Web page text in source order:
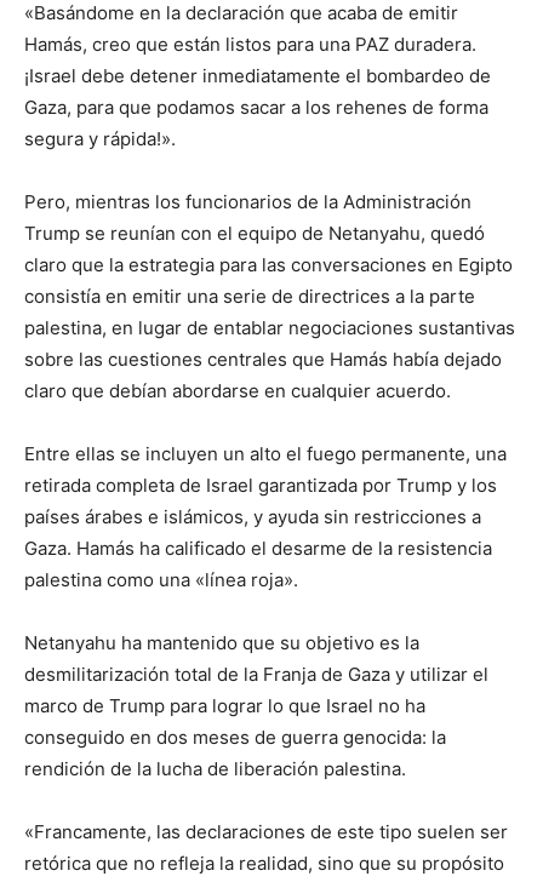
«Basándome en la declaración que acaba de emitir
Hamás, creo que están listos para una PAZ duradera.
¡Israel debe detener inmediatamente el bombardeo de
Gaza, para que podamos sacar a los rehenes de forma
segura y rápida!».
Pero, mientras los funcionarios de la Administración
Trump se reunían con el equipo de Netanyahu, quedó
claro que la estrategia para las conversaciones en Egipto
consistía en emitir una serie de directrices a la parte
palestina, en lugar de entablar negociaciones sustantivas
sobre las cuestiones centrales que Hamás había dejado
claro que debían abordarse en cualquier acuerdo.
Entre ellas se incluyen un alto el fuego permanente, una
retirada completa de Israel garantizada por Trump y los
países árabes e islámicos, y ayuda sin restricciones a
Gaza. Hamás ha calificado el desarme de la resistencia
palestina como una «línea roja».
Netanyahu ha mantenido que su objetivo es la
desmilitarización total de la Franja de Gaza y utilizar el
marco de Trump para lograr lo que Israel no ha
conseguido en dos meses de guerra genocida: la
rendición de la lucha de liberación palestina.
«Francamente, las declaraciones de este tipo suelen ser
retórica que no refleja la realidad, sino que su propósito